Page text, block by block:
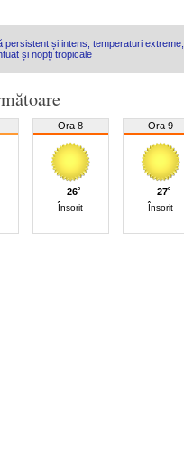
și intens, temperaturi extreme,
și nopți tropicale
Ora 8
26˚
Însorit
Ora 9
27˚
Însorit